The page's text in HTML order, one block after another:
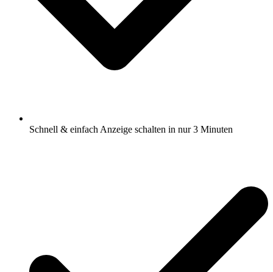
Schnell & einfach Anzeige schalten in nur 3 Minuten